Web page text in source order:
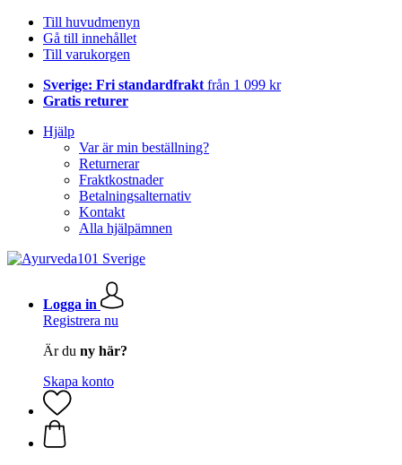
Till huvudmenyn
Gå till innehållet
Till varukorgen
Sverige: Fri standardfrakt från 1 099 kr
Gratis returer
Hjälp
Var är min beställning?
Returnerar
Fraktkostnader
Betalningsalternativ
Kontakt
Alla hjälpämnen
Logga in
Registrera nu
Är du ny här?
Skapa konto